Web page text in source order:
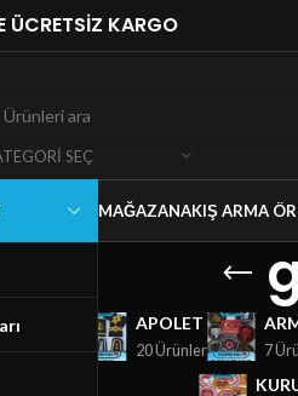
ÜCRETSİZ KARGO
SEÇ
MAĞAZANAKIŞ ARMA
APOLET
20 Ürünler 7